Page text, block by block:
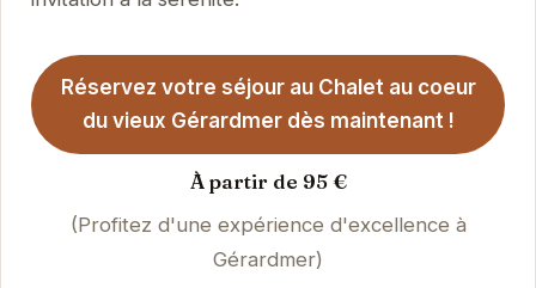
Réservez votre séjour au Chalet au coeur
du vieux Gérardmer dès maintenant !
À partir de 95 €
(Profitez d'une expérience d'excellence à
Gérardmer)